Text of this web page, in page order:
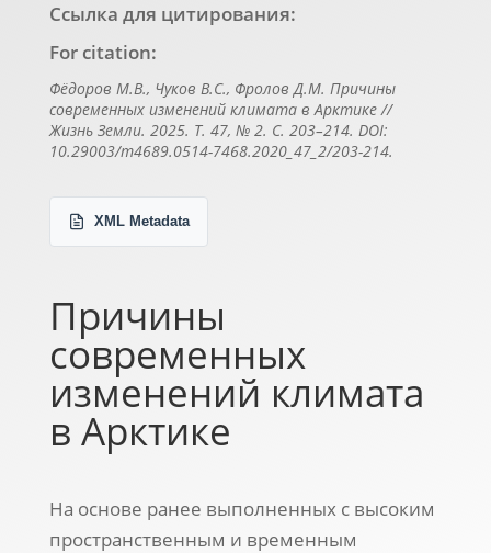
Ссылка для цитирования:
For citation:
Фёдоров М.В., Чуков В.С., Фролов Д.М. Причины
современных изменений климата в Арктике //
Жизнь Земли. 2025. Т. 47, № 2. С. 203–214. DOI:
10.29003/m4689.0514-7468.2020_47_2/203-214.
XML Metadata
Причины
современных
изменений климата
в Арктике
На основе ранее выполненных с высоким
пространственным и временным